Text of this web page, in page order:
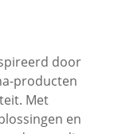
door
producten
Met
en